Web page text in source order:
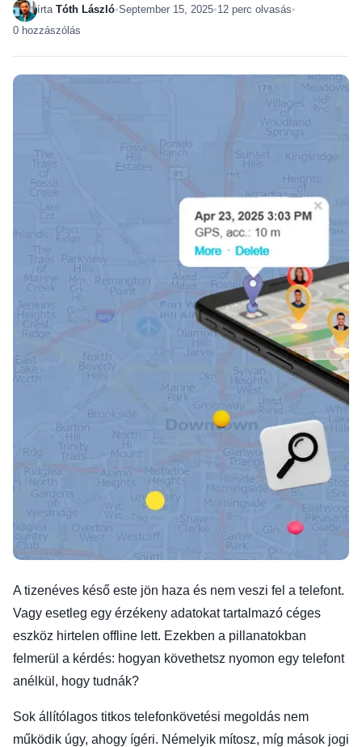
írta Tóth László•September 15, 2025•12 perc olvasás•
0 hozzászólás
A tizenéves késő este jön haza és nem veszi fel a telefont.
Vagy esetleg egy érzékeny adatokat tartalmazó céges
eszköz hirtelen offline lett. Ezekben a pillanatokban
felmerül a kérdés: hogyan követhetsz nyomon egy telefont
anélkül, hogy tudnák?
Sok állítólagos titkos telefonkövetési megoldás nem
működik úgy, ahogy ígéri. Némelyik mítosz, míg mások jogi